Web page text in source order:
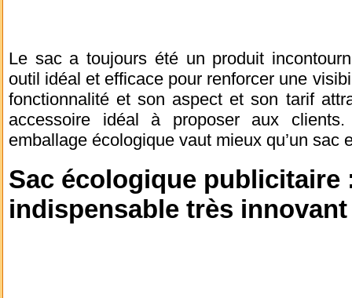
Le sac a toujours été un produit
outil idéal et efficace pour renforcer une
fonctionnalité et son aspect et son tarif
accessoire idéal à proposer aux
emballage écologique vaut mieux qu’un sac
Sac écologique publicitaire
indispensable très